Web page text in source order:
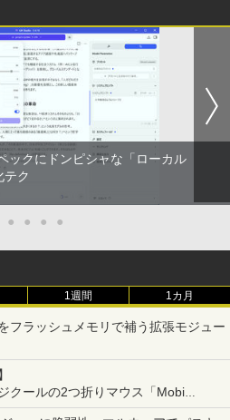
ックにドンピシャな「ローカル
テク
● ● ● ●
1週間 1カ月
フラッシュメモリで補う拡張モジュー
クールの2つ折りマウス「Mobi
ックとは？